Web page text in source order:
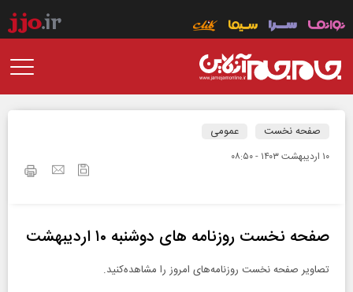
صفحه نخست عمومی
۱۰ ارديبهشت ۱۴۰۳ - ۰۸:۵۰
صفحه نخست روزنامه ها‌ی دوشنبه ۱۰ اردیبهشت
تصاویر‌ صفحه‌ نخست‌ روزنامه‌های‌ امروز‌ را‌ مشاهده‌کنید.